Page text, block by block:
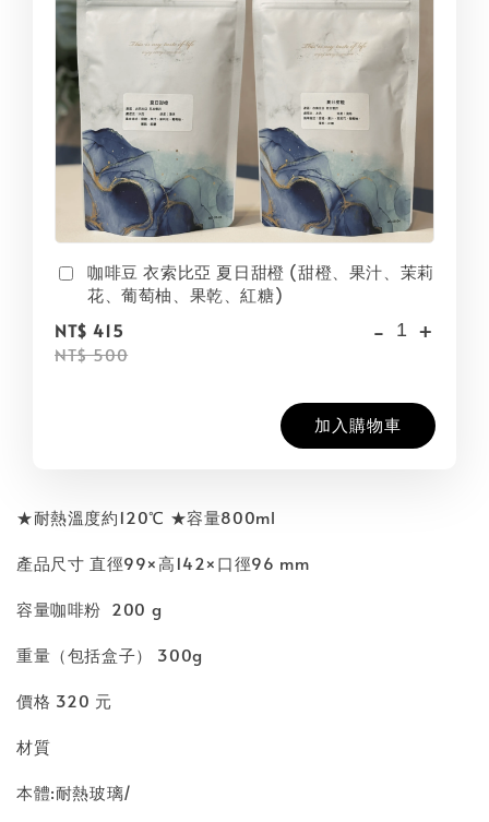
咖啡豆 衣索比亞 夏日甜橙 (甜橙、果汁、茉莉
花、葡萄柚、果乾、紅糖)
NT$ 415
NT$ 500
- +
加入購物車
★耐熱溫度約120℃ ★容量800ml
產品尺寸 直徑99×高142×口徑96 mm
容量咖啡粉 200 g
重量（包括盒子） 300g
價格 320 元
材質
本體:耐熱玻璃/